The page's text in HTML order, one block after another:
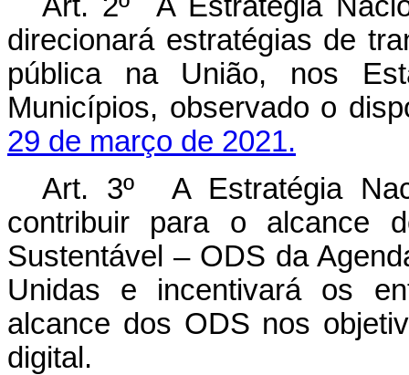
direcionará estratégias de
pública na União, nos
Municípios, observado o
29 de março de 2021.
Art. 3º A Estratégia
contribuir para o alcance
Sustentável – ODS da
Unidas e incentivará os
alcance dos ODS nos
digital.